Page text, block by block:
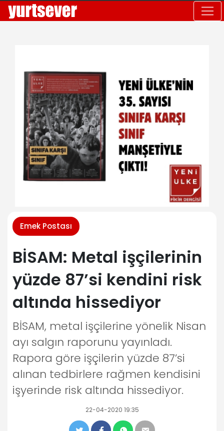
Emek Postası
BİSAM: Metal işçilerinin
yüzde 87’si kendini risk
altında hissediyor
BİSAM, metal işçilerine yönelik Nisan
ayı salgın raporunu yayınladı.
Rapora göre işçilerin yüzde 87’si
alınan tedbirlere rağmen kendisini
işyerinde risk altında hissediyor.
22-04-2020 19:35